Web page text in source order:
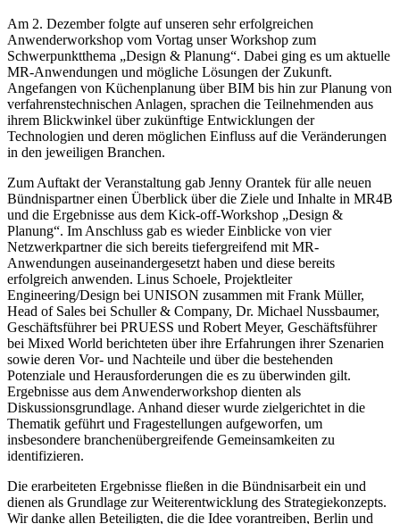
Am 2. Dezember folgte auf unseren sehr erfolgreichen
Anwenderworkshop vom Vortag unser Workshop zum
Schwerpunktthema „Design & Planung“. Dabei ging es um aktuelle
MR-Anwendungen und mögliche Lösungen der Zukunft.
Angefangen von Küchenplanung über BIM bis hin zur Planung von
verfahrenstechnischen Anlagen, sprachen die Teilnehmenden aus
ihrem Blickwinkel über zukünftige Entwicklungen der
Technologien und deren möglichen Einfluss auf die Veränderungen
in den jeweiligen Branchen.
Zum Auftakt der Veranstaltung gab Jenny Orantek für alle neuen
Bündnispartner einen Überblick über die Ziele und Inhalte in MR4B
und die Ergebnisse aus dem Kick-off-Workshop „Design &
Planung“. Im Anschluss gab es wieder Einblicke von vier
Netzwerkpartner die sich bereits tiefergreifend mit MR-
Anwendungen auseinandergesetzt haben und diese bereits
erfolgreich anwenden. Linus Schoele, Projektleiter
Engineering/Design bei UNISON zusammen mit Frank Müller,
Head of Sales bei Schuller & Company, Dr. Michael Nussbaumer,
Geschäftsführer bei PRUESS und Robert Meyer, Geschäftsführer
bei Mixed World berichteten über ihre Erfahrungen ihrer Szenarien
sowie deren Vor- und Nachteile und über die bestehenden
Potenziale und Herausforderungen die es zu überwinden gilt.
Ergebnisse aus dem Anwenderworkshop dienten als
Diskussionsgrundlage. Anhand dieser wurde zielgerichtet in die
Thematik geführt und Fragestellungen aufgeworfen, um
insbesondere branchenübergreifende Gemeinsamkeiten zu
identifizieren.
Die erarbeiteten Ergebnisse fließen in die Bündnisarbeit ein und
dienen als Grundlage zur Weiterentwicklung des Strategiekonzepts.
Wir danke allen Beteiligten, die die Idee vorantreiben, Berlin und